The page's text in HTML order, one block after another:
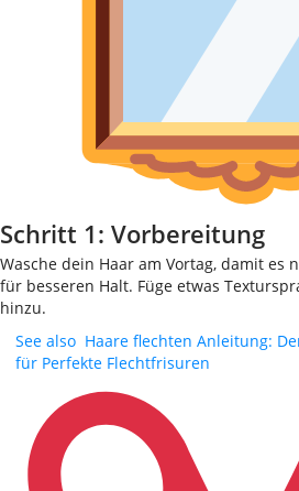
Schritt 1: Vorbereitung
Wasche dein Haar am Vortag, damit es
für besseren Halt. Füge etwas
hinzu.
See also Haare flechten Anleitung:
für Perfekte Flechtfrisuren